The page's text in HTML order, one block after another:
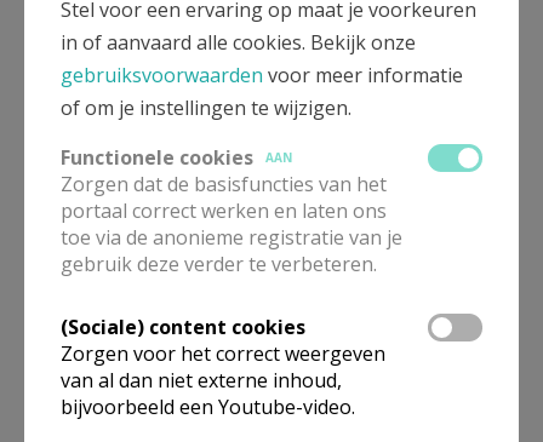
Gepubliceerd door
Stel voor een ervaring op maat je voorkeuren
in of aanvaard alle cookies. Bekijk onze
gebruiksvoorwaarden voor meer informatie
of om je instellingen te wijzigen.
Functionele cookies
AAN
Zorgen dat de basisfuncties van het
portaal correct werken en laten ons
toe via de anonieme registratie van je
gebruik deze verder te verbeteren.
(Sociale) content cookies
Zorgen voor het correct weergeven
van al dan niet externe inhoud,
bijvoorbeeld een Youtube-video.